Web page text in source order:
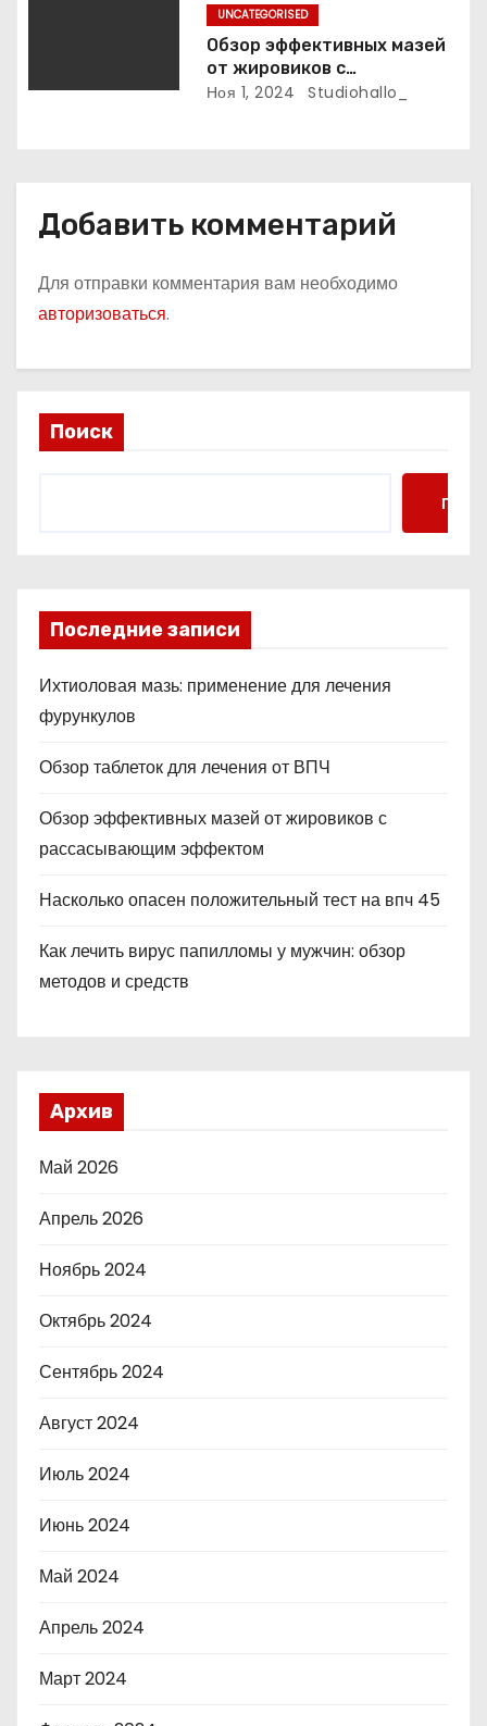
UNCATEGORISED
Обзор эффективных мазей
от жировиков с
рассасывающим эффектом
Ноя 1, 2024 Studiohallo_
Добавить комментарий
Для отправки комментария вам необходимо
авторизоваться.
Поиск
Поиск
Последние записи
Ихтиоловая мазь: применение для лечения
фурункулов
Обзор таблеток для лечения от ВПЧ
Обзор эффективных мазей от жировиков с
рассасывающим эффектом
Насколько опасен положительный тест на впч 45
Как лечить вирус папилломы у мужчин: обзор
методов и средств
Архив
Май 2026
Апрель 2026
Ноябрь 2024
Октябрь 2024
Сентябрь 2024
Август 2024
Июль 2024
Июнь 2024
Май 2024
Апрель 2024
Март 2024